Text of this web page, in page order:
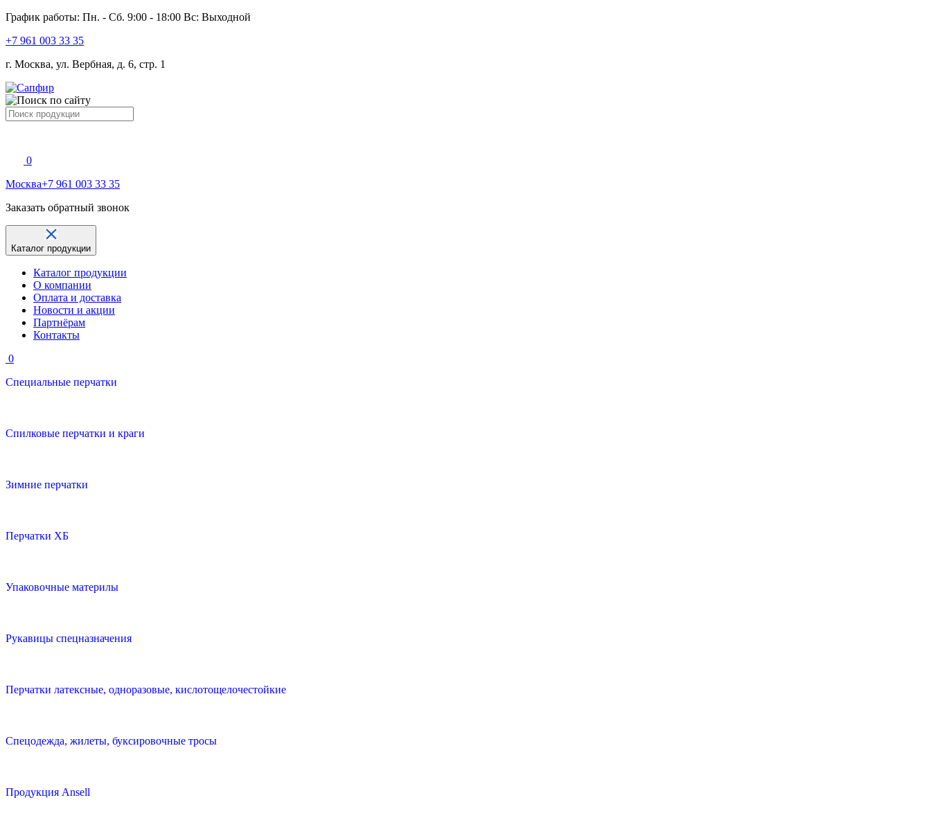
График работы: Пн. - Сб. 9:00 - 18:00 Вс: Выходной
+7 961 003 33 35
г. Москва, ул. Вербная, д. 6, стр. 1
0
Москва+7 961 003 33 35
Заказать обратный звонок
Каталог продукции
Каталог продукции
О компании
Оплата и доставка
Новости и акции
Партнёрам
Контакты
0
Специальные перчатки
Cпилковые перчатки и краги
Зимние перчатки
Перчатки ХБ
Упаковочные материлы
Рукавицы спецназначения
Перчатки латексные, одноразовые, кислотощелочестойкие
Спецодежда, жилеты, буксировочные тросы
Продукция Ansell